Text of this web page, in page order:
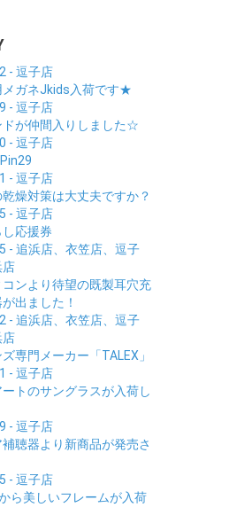
- 逗子店
メガネJkids入荷です★
- 逗子店
ドが仲間入りしました☆
- 逗子店
- 逗子店
乾燥対策は大丈夫ですか？
- 逗子店
し応援券
- 追浜店、衣笠店、逗子
店
コンより待望の既製耳穴充
出ました！
- 追浜店、衣笠店、逗子
店
ズ専門メーカー「TALEX」
- 逗子店
ートのサングラスが入荷し
- 逗子店
補聴器より新商品が発売さ
- 逗子店
から美しいフレームが入荷